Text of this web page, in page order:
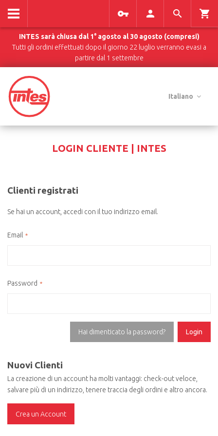
INTES sarà chiusa dal 1° agosto al 30 agosto (compresi)
Tutti gli ordini effettuati dopo il giorno 22 luglio verranno evasi a
partire dal 1 settembre
Italiano
LOGIN CLIENTE | INTES
Clienti registrati
Se hai un account, accedi con il tuo indirizzo email.
Email
Password
Login
Hai dimenticato la password?
Nuovi Clienti
La creazione di un account ha molti vantaggi: check-out veloce,
salvare più di un indirizzo, tenere traccia degli ordini e altro ancora.
Crea un Account